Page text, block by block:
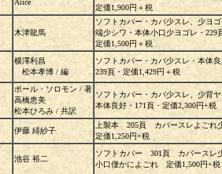
Aiice
定価1,900円＋税
木津龍馬
ソフトカバー・カバ少スレ、少ヨゴ
端少シワ・本体小口少ヨゴレ・229
定価1,500円＋税
横澤利昌
松本孝博 / 編
ソフトカバー・カバ少スレ・本体良
239頁・定価1,429円＋税
ポール・ソロモン / 著
高橋恵美
松本ひろみ / 共訳
ソフトカバー・カバ少スレ、少背ヤ
本体良好・171頁・定価2,300円+税
伊藤 緋紗子
上製本 205頁 カバースレよご
定価1,250円+税
池谷 裕二
ソフトカバー 301頁 カバース
小口僅かによごれ 定価1,500円+税